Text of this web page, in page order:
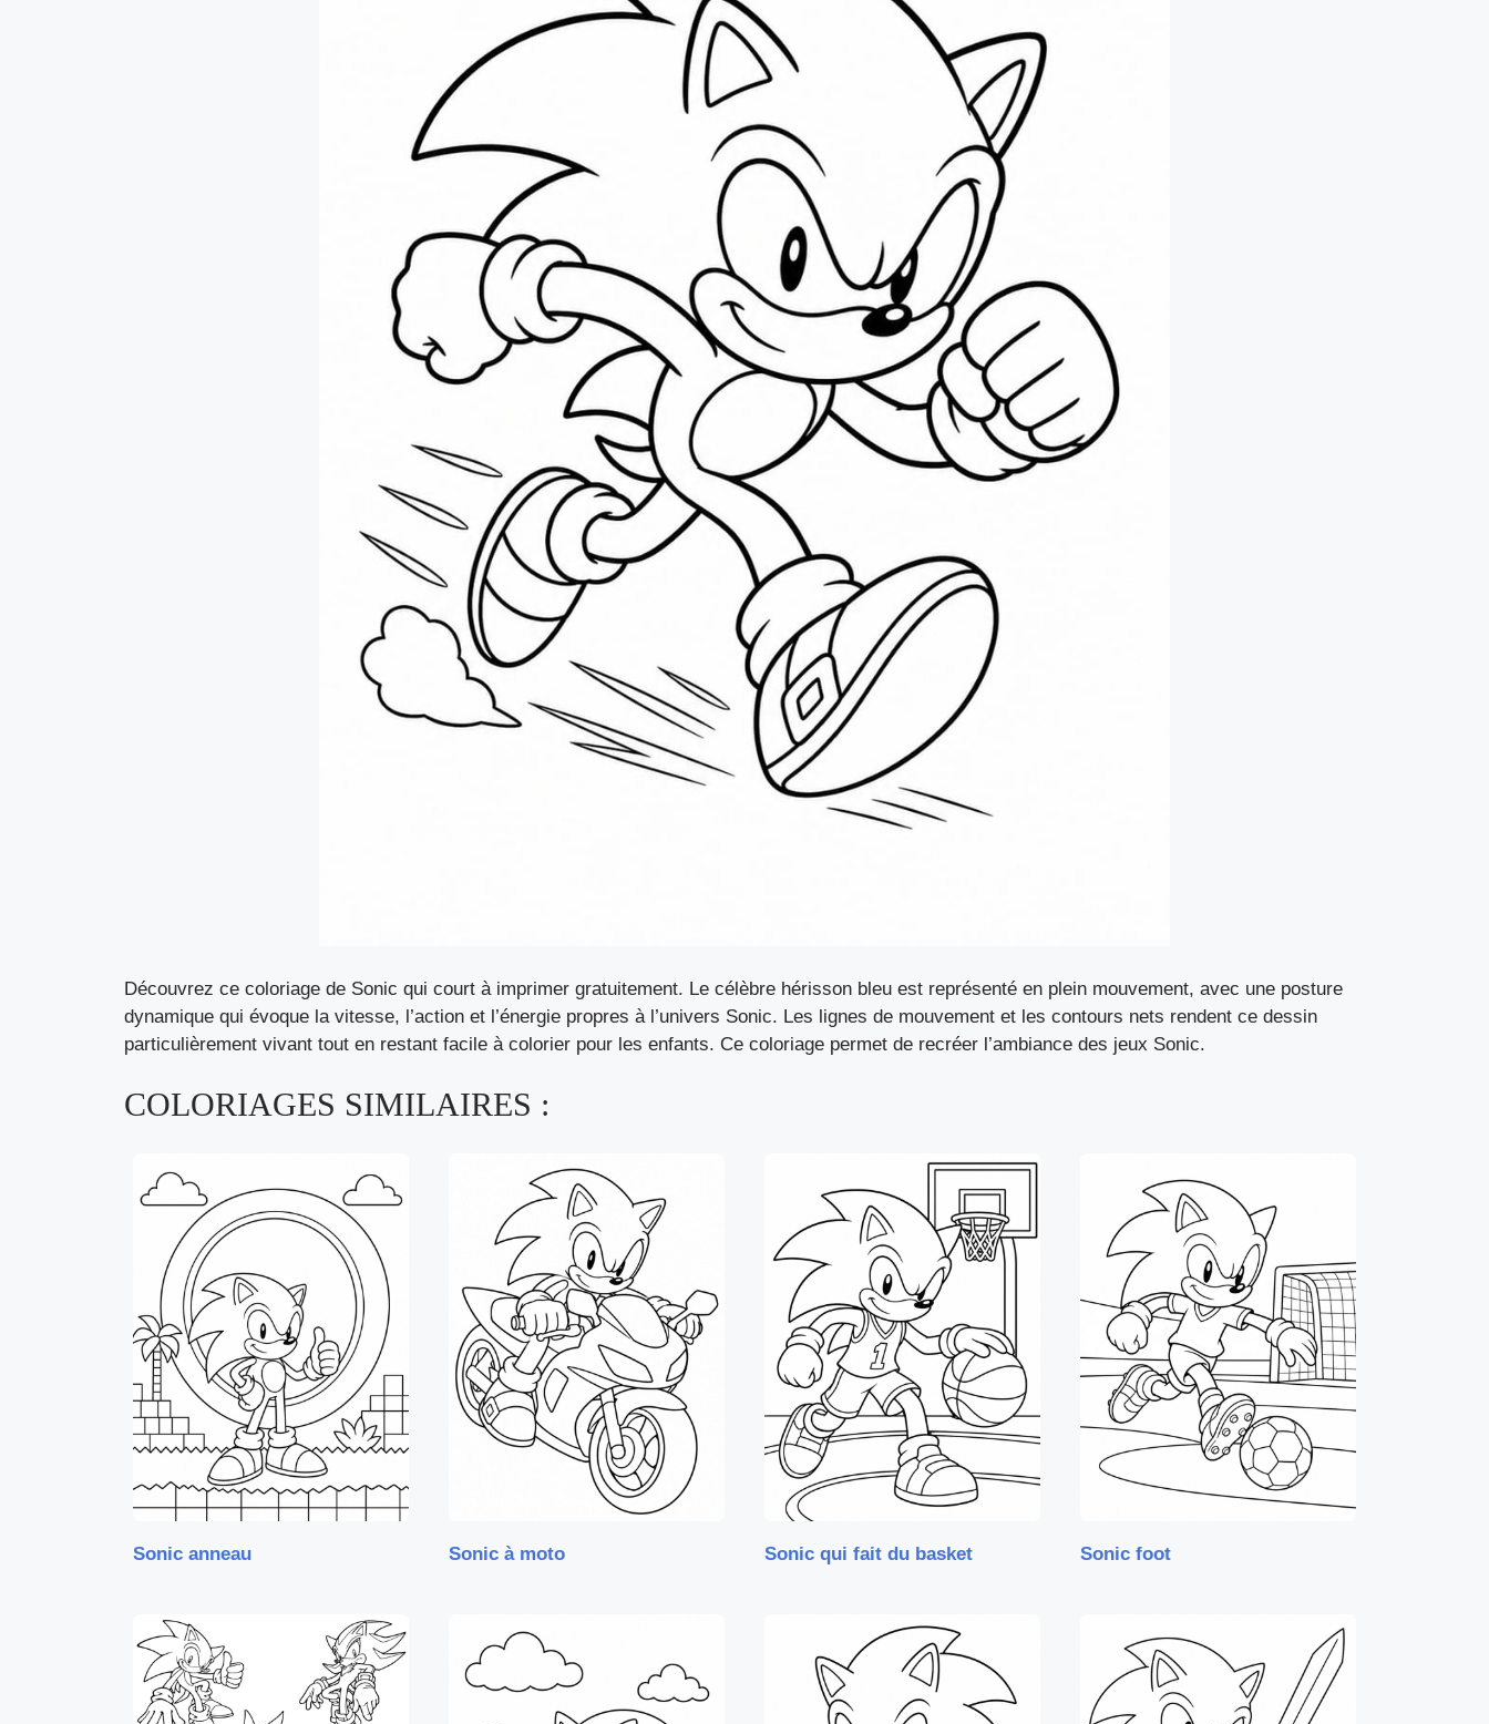
Découvrez ce coloriage de Sonic qui court à imprimer gratuitement. Le célèbre hérisson bleu est représenté en plein mouvement, avec une posture
dynamique qui évoque la vitesse, l’action et l’énergie propres à l’univers Sonic. Les lignes de mouvement et les contours nets rendent ce dessin
particulièrement vivant tout en restant facile à colorier pour les enfants. Ce coloriage permet de recréer l’ambiance des jeux Sonic.
COLORIAGES SIMILAIRES :
Sonic anneau Sonic à moto Sonic qui fait du basket Sonic foot